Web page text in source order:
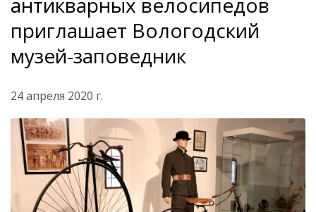
приглашает Вологодский
музей-заповедник
24 апреля 2020 г.